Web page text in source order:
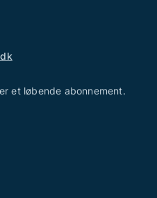
et løbende abonnement.